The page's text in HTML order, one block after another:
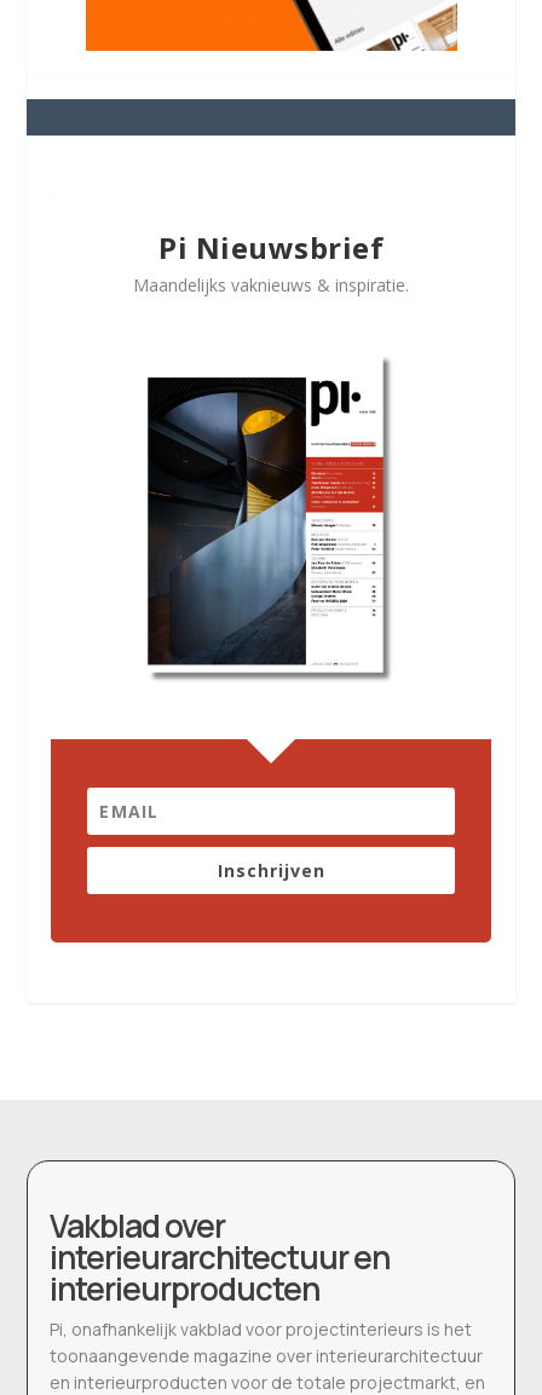
Pi Nieuwsbrief
Maandelijks vaknieuws & inspiratie.
Inschrijven
Vakblad over
interieurarchitectuur en
interieurproducten
Pi, onafhankelijk vakblad voor projectinterieurs is het
toonaangevende magazine over interieurarchitectuur
en interieurproducten voor de totale projectmarkt, en